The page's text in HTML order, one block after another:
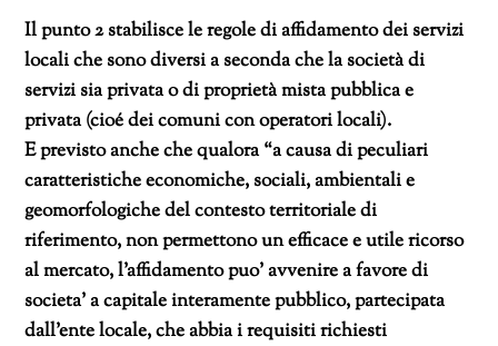
Il punto 2 stabilisce le regole di affidamento dei servizi
locali che sono diversi a seconda che la società di
servizi sia privata o di proprietà mista pubblica e
privata (cioé dei comuni con operatori locali).
E previsto anche che qualora “a causa di peculiari
caratteristiche economiche, sociali, ambientali e
geomorfologiche del contesto territoriale di
riferimento, non permettono un efficace e utile ricorso
al mercato, l’affidamento puo’ avvenire a favore di
societa’ a capitale interamente pubblico, partecipata
dall’ente locale, che abbia i requisiti richiesti